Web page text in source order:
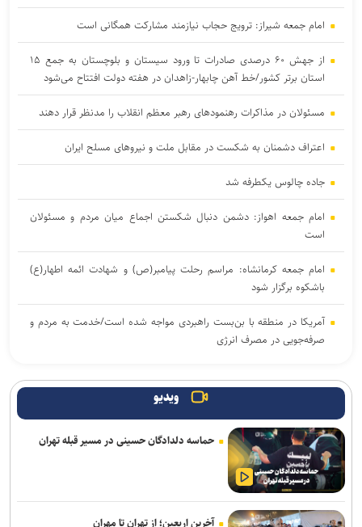
امام جمعه شیراز: ترویج حجاب نیازمند مشارکت همگانی است
از جهش ۶۰ درصدی صادرات تا ورود سیستان و بلوچستان به جمع ۱۵
استان برتر کشور/خط آهن چابهار-زاهدان در هفته دولت افتتاح می‌شود
مسئولان در مذاکرات رهنمود‌های رهبر معظم انقلاب را مدنظر قرار دهند
اعتراف دشمنان به شکست در مقابل ملت و نیرو‌های مسلح ایران
جاده چالوس یکطرفه شد
امام جمعه اهواز: دشمن دنبال شکستن اجماع میان مردم و مسئولان
است
امام جمعه کرمانشاه: مراسم رحلت پیامبر(ص) و شهادت ائمه اطهار(ع)
باشکوه برگزار شود
آمریکا در منطقه با بن‌بست راهبردی مواجه شده است/خدمت به مردم و
صرفه‌جویی در مصرف انرژی
امام‌ جمعه کرج: خبرنگاری یک رسالت است، نه صرفاً یک شغل/انتقاد از
کوتاهی در اجرای قانون عفاف و حجاب
نمی‌توان به دشمن اعتماد کرد؛ نقض مکرر تفاهم‌نامه این را ثابت کرد
به‌دست آورد
ویدیو
حماسه دلدادگان حسینی در مسیر قبله تهران
آخرین اربعین؛ از تهران تا مهران